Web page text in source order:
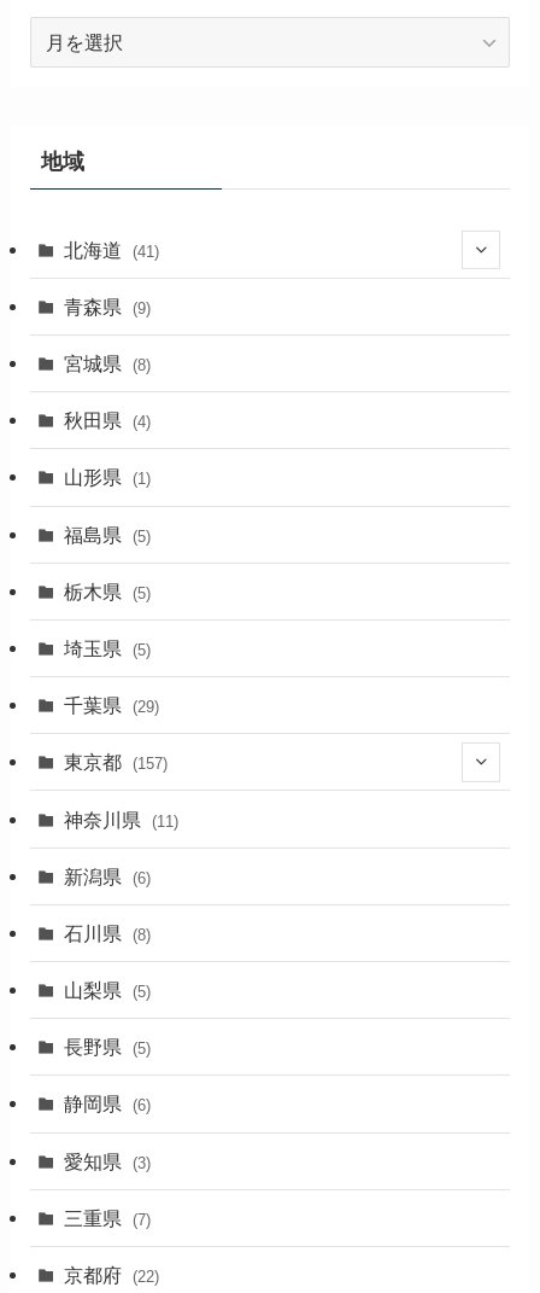
ブ
地域
北海道 (41)
(27)
(2)
(1)
(1)
(3)
青森県 (9)
宮城県 (8)
秋田県 (4)
山形県 (1)
福島県 (5)
栃木県 (5)
埼玉県 (5)
千葉県 (29)
東京都 (157)
(36)
(11)
(1)
(5)
(1)
(11)
(4)
神奈川県 (11)
新潟県 (6)
石川県 (8)
山梨県 (5)
長野県 (5)
静岡県 (6)
愛知県 (3)
三重県 (7)
京都府 (22)